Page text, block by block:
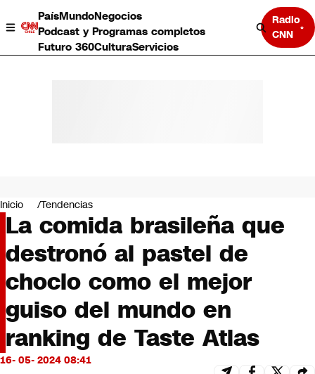
PaísMundoNegocios
Podcast y Programas completos
Futuro 360CulturaServicios
Radio
CNN
Negocios
Deportes
Programas completos
Cultura
Servicios
Bits
CNN tiempo
Futuro 360
Opinión
Inicio Tendencias
La comida brasileña que
destronó al pastel de
choclo como el mejor
guiso del mundo en
ranking de Taste Atlas
16- 05- 2024 08:41